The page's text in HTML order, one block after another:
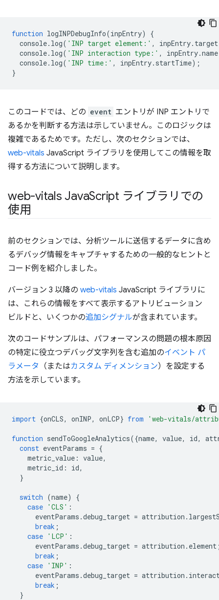
function logINPDebugInfo(inpEntry)
{
console. log( 'INP target element:' , inpEntry. target
console. log( 'INP interaction type:' , inpEntry.name
console. log( 'INP time:' , inpEntry. startTime);
}
このコードでは、どの event エントリが INP エントリで
あるかを判断する方法は示していません。このロジックは
複雑であるためです。ただし、次のセクションでは、
web-vitals JavaScript ライブラリを使用してこの情報を取
得する方法について説明します。
web-vitals JavaScript ライブラリでの
使用
前のセクションでは、分析ツールに送信するデータに含め
るデバッグ情報をキャプチャするための一般的なヒントと
コード例を紹介しました。
バージョン 3 以降の web-vitals JavaScript ライブラリに
は、これらの情報をすべて表示するアトリビューション
ビルド と、いくつかの追加シグナルが含まれています。
次のコードサンプルは、パフォーマンスの問題の根本原因
の特定に役立つデバッグ文字列を含む追加のイベント パ
ラメータ （またはカスタム ディメンション）を設定する
方法を示しています。
import {onCLS, onINP, onLCP} from 'web-vitals/
function sendToGoogleAnalytics({name, value, id,
const eventParams = {
metric_value : value,
metric_id : id,
}
switch (name)
{
case 'CLS' :
eventParams .debug_target = attribution .
break ;
case 'LCP' :
eventParams .debug_target = attribution . element
break ;
case 'INP' :
eventParams .debug_target = attribution .
break ;
}